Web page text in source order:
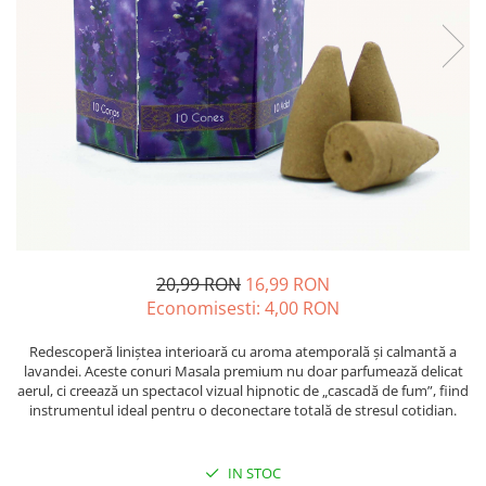
Piele, păr & unghii
Tranzit intestinal
Colesterol & tensiune
Sănătatea copiilor
Performanta sportiva
Îngrijirea Tenului
Creme de față
Creme cu SPF
Demachiante
Geluri de curățare
Îngrijirea Corpului
Creme de corp
Loțiuni
Colagen
Creatina
Curcumin (Turmeric)
Ginseng
Glucozamina
Zinc Bisglicinat
20,99 RON 16,99 RON
Economisesti: 4,00 RON
Redescoperă liniștea interioară cu aroma atemporală și calmantă a
lavandei. Aceste conuri Masala premium nu doar parfumează delicat
aerul, ci creează un spectacol vizual hipnotic de „cascadă de fum”, fiind
instrumentul ideal pentru o deconectare totală de stresul cotidian.
IN STOC